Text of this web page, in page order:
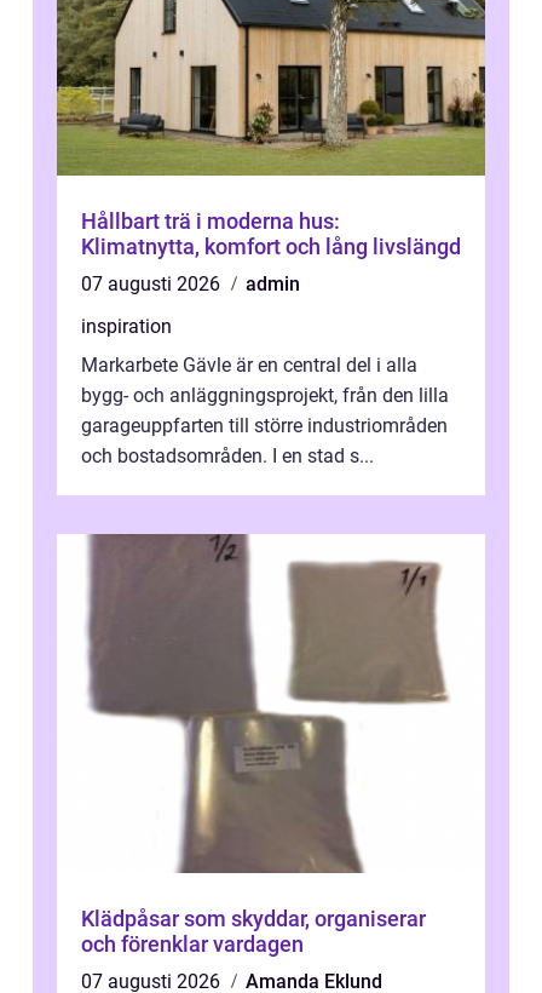
Hållbart trä i moderna hus:
Klimatnytta, komfort och lång livslängd
07 augusti 2026
admin
inspiration
Markarbete Gävle är en central del i alla
bygg- och anläggningsprojekt, från den lilla
garageuppfarten till större industriområden
och bostadsområden. I en stad s...
Klädpåsar som skyddar, organiserar
och förenklar vardagen
07 augusti 2026
Amanda Eklund